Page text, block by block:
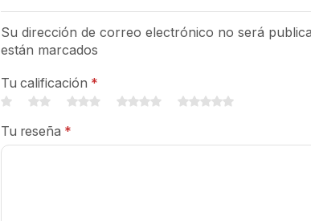
Su dirección de correo electrónico no será
están marcados
Tu calificación *
Tu reseña *